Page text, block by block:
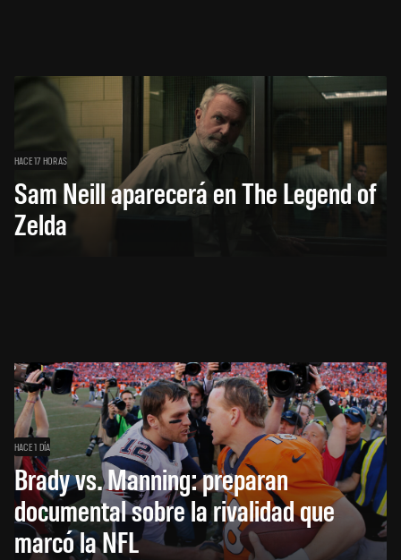
HACE 17 HORAS
Sam Neill aparecerá en The Legend of
Zelda
HACE 1 DÍA
Brady vs. Manning: preparan
documental sobre la rivalidad que
marcó la NFL